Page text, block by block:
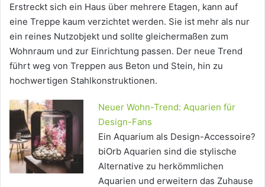
Erstreckt sich ein Haus über mehrere Etagen, kann auf
eine Treppe kaum verzichtet werden. Sie ist mehr als nur
ein reines Nutzobjekt und sollte gleichermaßen zum
Wohnraum und zur Einrichtung passen. Der neue Trend
führt weg von Treppen aus Beton und Stein, hin zu
hochwertigen Stahlkonstruktionen.
Neuer Wohn-Trend: Aquarien für
Design-Fans
Ein Aquarium als Design-Accessoire?
biOrb Aquarien sind die stylische
Alternative zu herkömmlichen
Aquarien und erweitern das Zuhause